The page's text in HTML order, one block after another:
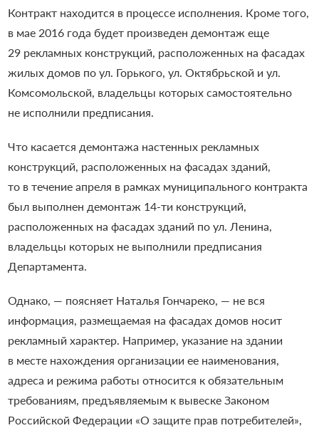
Контракт находится в процессе исполнения. Кроме того,
в мае 2016 года будет произведен демонтаж еще
29 рекламных конструкций, расположенных на фасадах
жилых домов по ул. Горького, ул. Октябрьской и ул.
Комсомольской, владельцы которых самостоятельно
не исполнили предписания.
Что касается демонтажа настенных рекламных
конструкций, расположенных на фасадах зданий,
то в течение апреля в рамках муниципального контракта
был выполнен демонтаж 14-ти конструкций,
расположенных на фасадах зданий по ул. Ленина,
владельцы которых не выполнили предписания
Департамента.
Однако, — поясняет Наталья Гончареко, — не вся
информация, размещаемая на фасадах домов носит
рекламный характер. Например, указание на здании
в месте нахождения организации ее наименования,
адреса и режима работы относится к обязательным
требованиям, предъявляемым к вывеске Законом
Российской Федерации «О защите прав потребителей»,